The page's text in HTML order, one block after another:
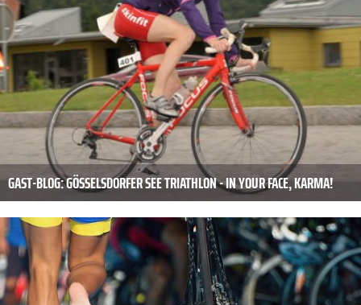
GAST-BLOG: GÖSSELSDORFER SEE TRIATHLON - IN YOUR FACE, KARMA!